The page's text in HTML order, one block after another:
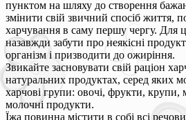
пунктом на шляху до створення
змінити свій звичний спосіб життя,
харчування в саму першу чергу. Для
назавжди забути про неякісні
організм і призводити до ожиріння.
Звикайте засновувати свій раціон
натуральних продуктах, серед яких
харчові групи: овочі, фрукти,
молочні продукти.
Їжа повинна містити в собі всі